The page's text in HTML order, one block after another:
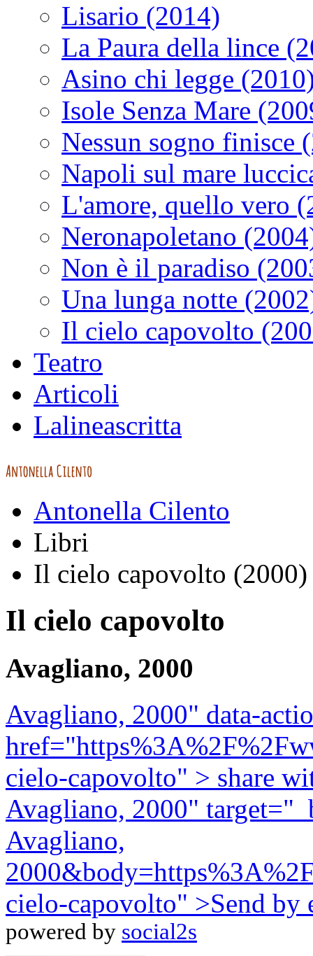
Lisario (2014)
La Paura della lince
Asino chi legge
Isole Senza Mare
Nessun sogno finisce
Napoli sul mare
L'amore, quello vero
Neronapoletano
Non è il paradiso
Una lunga notte
Il cielo capovolto
Teatro
Articoli
Lalineascritta
Antonella Cilento
Libri
Il cielo capovolto (2000)
Il cielo capovolto
Avagliano, 2000
Avagliano, 2000" data-
cielo-capovolto" > share
Avagliano, 2000"
Avagliano,
cielo-capovolto" >Send by
powered by social2s